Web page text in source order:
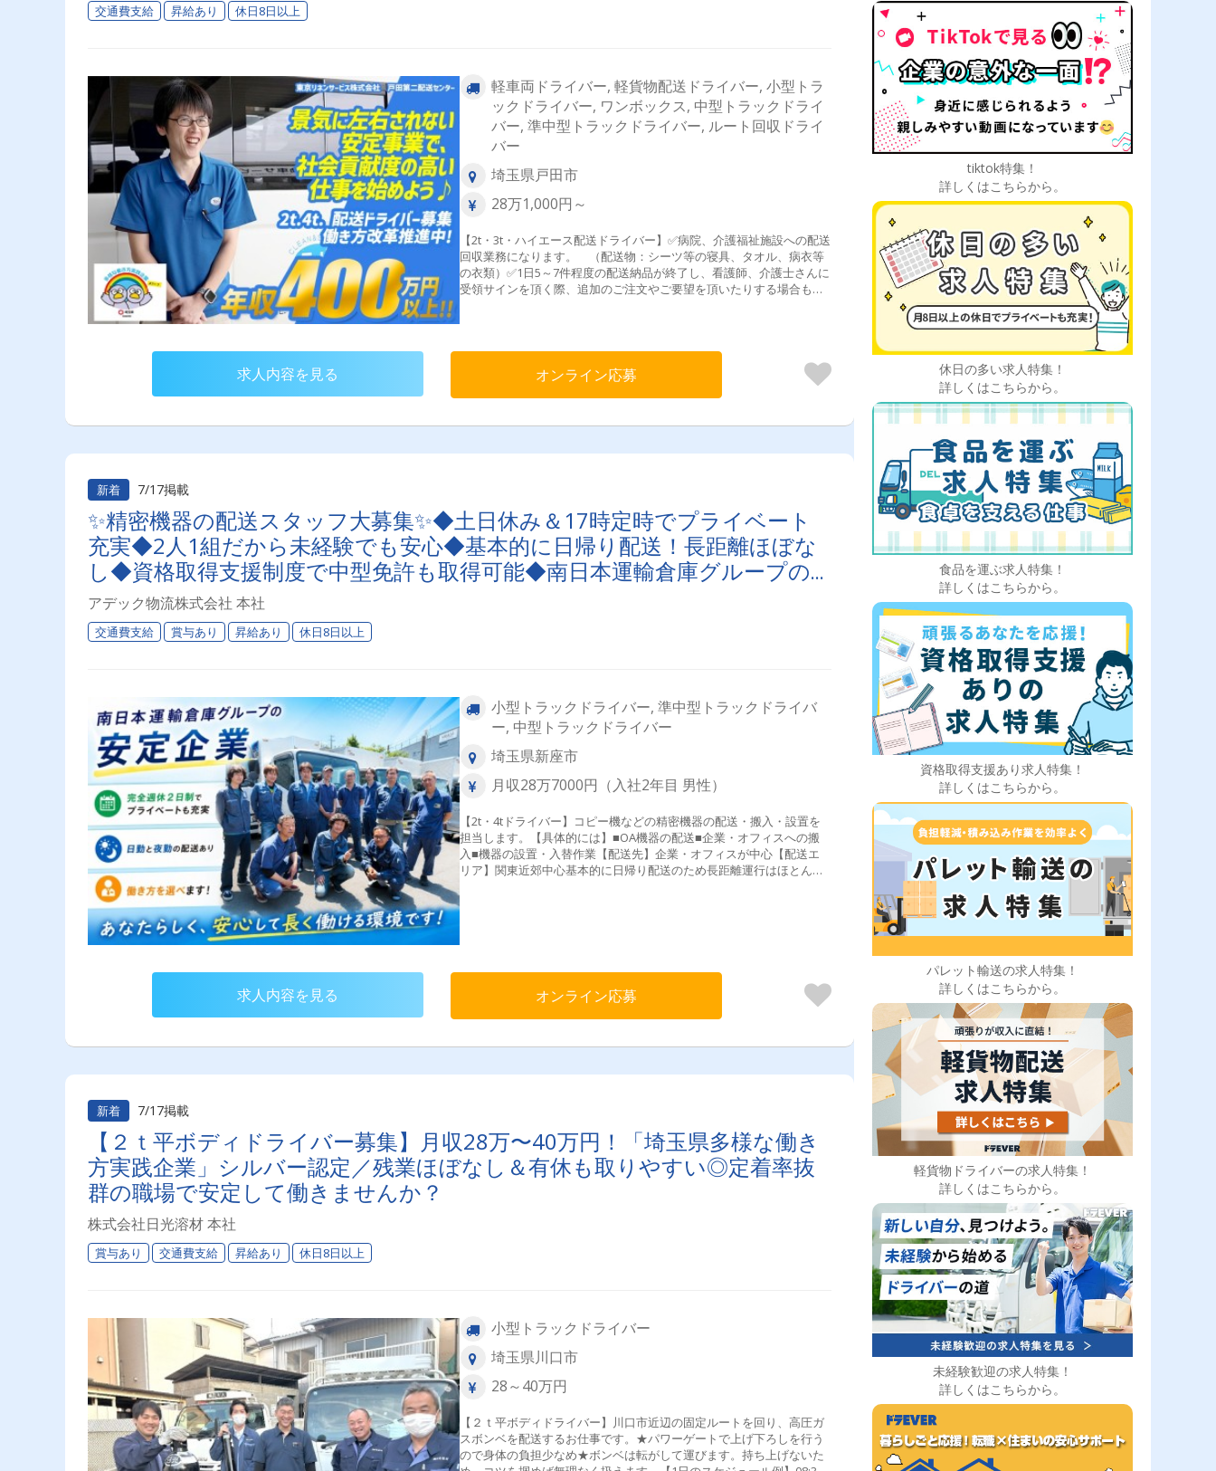
交通費支給 昇給あり 休日8日以上
軽車両ドライバー, 軽貨物配送ドライバー, 小型トラ
ックドライバー, ワンボックス, 中型トラックドライ
バー, 準中型トラックドライバー, ルート回収ドライ
バー
埼玉県戸田市
28万1,000円～
【2t・3t・ハイエース配送ドライバー】✅病院、介護福祉施設への配送
回収業務になります。 （配送物：シーツ等の寝具、タオル、病衣等
の衣類）✅1日5～7件程度の配送納品が終了し、看護師、介護士さんに
受領サインを頂く際、追加のご注文やご要望を頂いたりする場合もあ
を営業や事務にしっかりフィードバックしてくれたらOK！✅入社後は
ず、みっちり教えます）✅分からないことがあればすぐに質問できる
環境✅独り立ちまでの期間は、約1カ月～２ヵ月を想定[配送エリア]関
東一円※遠方は静岡や栃木などはベテラン社員が担当しています。[積
み下ろし方法]手積み、カゴ車※パワーゲート付き車両あり[1日の流れ
み商品を回収）④11:00 昼休憩（60分）⑤12:00 納品・回収の再開
も募集中！※YouTubeでリアルな仕事がみれます！
求人内容を見る オンライン応募
新着 7/17掲載
✨精密機器の配送スタッフ大募集✨◆土日休み＆17時定時でプライベート
充実◆2人1組だから未経験でも安心◆基本的に日帰り配送！長距離ほぼな
し◆資格取得支援制度で中型免許も取得可能◆南日本運輸倉庫グループの
安定企業
アデック物流株式会社 本社
交通費支給 賞与あり 昇給あり 休日8日以上
小型トラックドライバー, 準中型トラックドライバ
ー, 中型トラックドライバー
埼玉県新座市
月収28万7000円（入社2年目 男性）
【2t・4tドライバー】コピー機などの精密機器の配送・搬入・設置を
担当します。【具体的には】■OA機器の配送■企業・オフィスへの搬
入■機器の設置・入替作業【配送先】企業・オフィスが中心【配送エ
リア】関東近郊中心基本的に日帰り配送のため長距離運行はほとんど
荷物を運び続ける仕事ではありません。お互いに協力しながら作業を
求人内容を見る オンライン応募
新着 7/17掲載
【２ｔ平ボディドライバー募集】月収28万〜40万円！「埼玉県多様な働き
方実践企業」シルバー認定／残業ほぼなし＆有休も取りやすい◎定着率抜
群の職場で安定して働きませんか？
株式会社日光溶材 本社
賞与あり 交通費支給 昇給あり 休日8日以上
小型トラックドライバー
埼玉県川口市
28～40万円
【２ｔ平ボディドライバー】川口市近辺の固定ルートを回り、高圧ガ
スボンベを配送するお仕事です。★パワーゲートで上げ下ろしを行う
ので身体の負担少なめ★ボンベは転がして運びます。持ち上げないた
tiktok特集！
詳しくはこちらから。
休日の多い求人特集！
詳しくはこちらから。
食品を運ぶ求人特集！
詳しくはこちらから。
資格取得支援あり求人特集！
詳しくはこちらから。
パレット輸送の求人特集！
詳しくはこちらから。
軽貨物ドライバーの求人特集！
詳しくはこちらから。
未経験歓迎の求人特集！
詳しくはこちらから。